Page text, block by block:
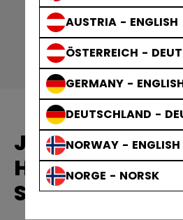
AUSTRIA - ENGLISH
ÖSTERREICH -
GERMANY -
DEUTSCHLAND -
NORWAY - ENGLISH
NORGE - NORSK
JETSPEED FT880
SENIOR